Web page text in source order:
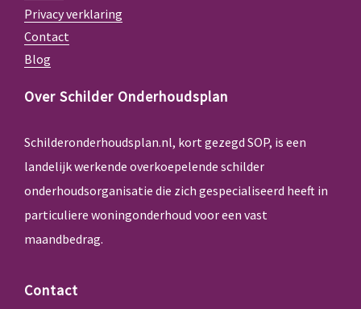
Privacy verklaring
Contact
Blog
Over Schilder Onderhoudsplan
Schilderonderhoudsplan.nl, kort gezegd SOP, is een
landelijk werkende overkoepelende schilder
onderhoudsorganisatie die zich gespecialiseerd heeft in
particuliere woningonderhoud voor een vast
maandbedrag.
Contact